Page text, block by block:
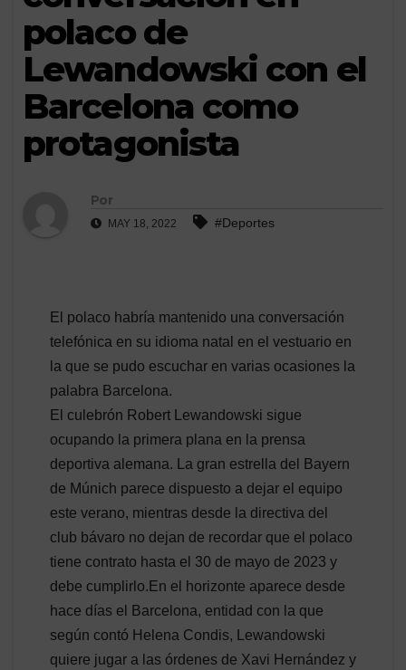
polaco de
Lewandowski con el
Barcelona como
protagonista
Por
MAY 18, 2022 #Deportes
El polaco habría mantenido una conversación
telefónica en su idioma natal en el vestuario en
la que se pudo escuchar en varias ocasiones la
palabra Barcelona.
El culebrón Robert Lewandowski sigue
ocupando la primera plana en la prensa
deportiva alemana. La gran estrella del Bayern
de Múnich parece dispuesto a dejar el equipo
este verano, mientras desde la directiva del
club bávaro no dejan de recordar que el polaco
tiene contrato hasta el 30 de mayo de 2023 y
debe cumplirlo.En el horizonte aparece desde
hace días el Barcelona, entidad con la que
según contó Helena Condis, Lewandowski
quiere jugar a las órdenes de Xavi Hernández y